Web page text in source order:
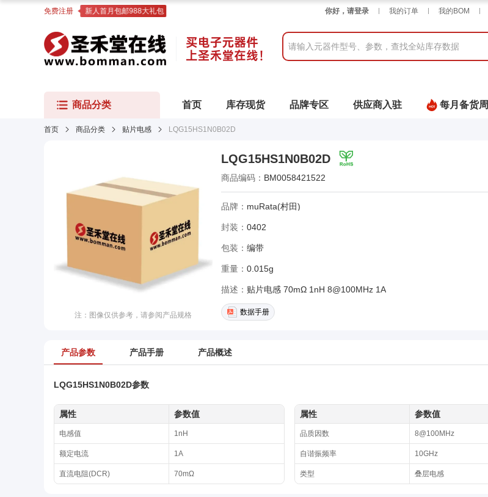
免费注册 新人首月包邮988大礼包 你好，请登录 我的订单 我的BOM
商品分类 首页 库存现货 品牌专区 供应商入驻 每月备货周
首页 商品分类 贴片电感 LQG15HS1N0B02D
注：图像仅供参考，请参阅产品规格
LQG15HS1N0B02D
商品编码： BM0058421522
品牌： muRata(村田)
封装： 0402
包装： 编带
重量： 0.015g
描述： 贴片电感 70mΩ 1nH 8@100MHz 1A
数据手册
产品参数 产品手册 产品概述
LQG15HS1N0B02D参数
属性 参数值
电感值 1nH
额定电流 1A
直流电阻(DCR) 70mΩ
属性 参数值
品质因数 8@100MHz
自谐振频率 10GHz
类型 叠层电感